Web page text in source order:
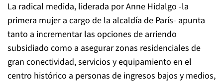
La radical medida, liderada por Anne Hidalgo -la
primera mujer a cargo de la alcaldía de París- apunta
tanto a incrementar las opciones de arriendo
subsidiado como a asegurar zonas residenciales de
gran conectividad, servicios y equipamiento en el
centro histórico a personas de ingresos bajos y medios,